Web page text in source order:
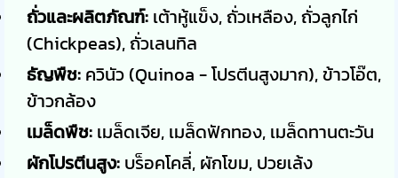
ถั่วและผลิตภัณฑ์: เต้าหู้แข็ง, ถั่วเหลือง, ถั่วลูกไก่
(Chickpeas), ถั่วเลนทิล
ธัญพืช: ควินัว (Quinoa - โปรตีนสูงมาก), ข้าวโอ๊ต,
ข้าวกล้อง
เมล็ดพืช: เมล็ดเจีย, เมล็ดฟักทอง, เมล็ดทานตะวัน
ผักโปรตีนสูง: บร็อคโคลี่, ผักโขม, ปวยเล้ง